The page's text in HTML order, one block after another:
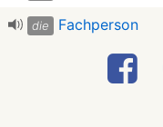
die Fachperson